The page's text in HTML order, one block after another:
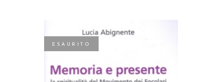
ESAURITO